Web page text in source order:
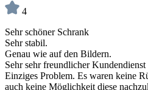
4
Sehr schöner Schrank
Sehr stabil.
Genau wie auf den Bildern.
Sehr sehr freundlicher
Einziges Problem. Es waren keine
auch keine Möglichkeit diese